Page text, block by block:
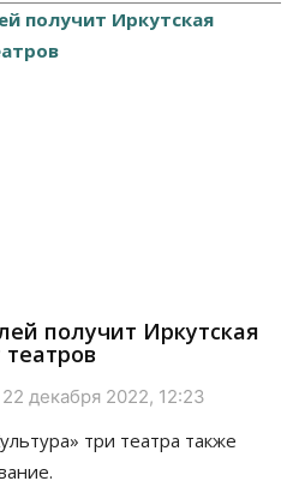
получит Иркутская
22 декабря 2022, 12:23
три театра также